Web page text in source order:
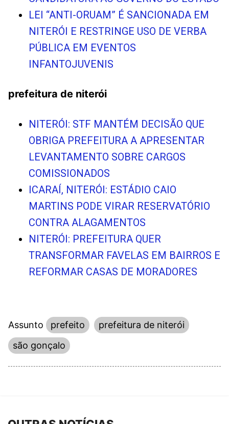
LEI “ANTI-ORUAM” É SANCIONADA EM
NITERÓI E RESTRINGE USO DE VERBA
PÚBLICA EM EVENTOS
INFANTOJUVENIS
prefeitura de niterói
NITERÓI: STF MANTÉM DECISÃO QUE
OBRIGA PREFEITURA A APRESENTAR
LEVANTAMENTO SOBRE CARGOS
COMISSIONADOS
ICARAÍ, NITERÓI: ESTÁDIO CAIO
MARTINS PODE VIRAR RESERVATÓRIO
CONTRA ALAGAMENTOS
NITERÓI: PREFEITURA QUER
TRANSFORMAR FAVELAS EM BAIRROS E
REFORMAR CASAS DE MORADORES
Assunto prefeito
prefeitura de niterói
são gonçalo